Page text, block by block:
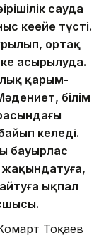
сауда
кеңейе түсті.
ортақ
асырылуда.
қарым-
білім
келеді.
бауырлас
ықпал
Тоқаев